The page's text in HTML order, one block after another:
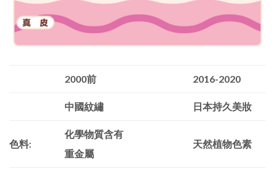
2000前 2016-2020
中國紋繡 日本持久美妝
色料:
化學物質含有
重金屬
天然植物色素